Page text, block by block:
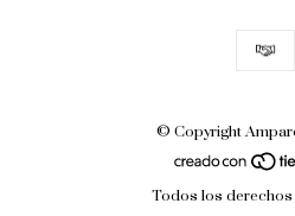
© Copyright
Todos los